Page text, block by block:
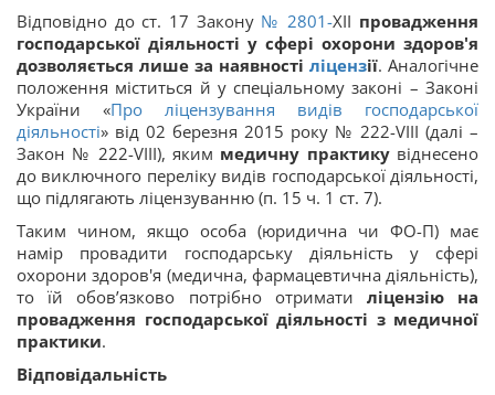
Відповідно до ст. 17 Закону № 2801-XII провадження
господарської діяльності у сфері охорони здоров'я
дозволяється лише за наявності ліцензії. Аналогічне
положення міститься й у спеціальному законі – Законі
України «Про ліцензування видів господарської
діяльності» від 02 березня 2015 року № 222-VIII (далі –
Закон № 222-VIII), яким медичну практикувіднесено
до виключного переліку видів господарської діяльності,
що підлягають ліцензуванню (п. 15 ч. 1 ст. 7).
Таким чином, якщо особа (юридична чи ФО-П) має
намір провадити господарську діяльність у сфері
охорони здоров'я (медична, фармацевтична діяльність),
то їй обов’язково потрібно отримати ліцензію на
провадження господарської діяльності з медичної
практики.
Відповідальність